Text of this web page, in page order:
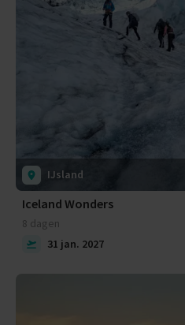
IJsland
Iceland Wonders
8 dagen
31 jan. 2027